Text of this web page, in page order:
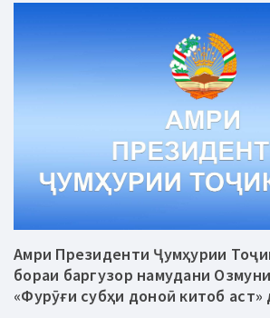
Амри Президенти Ҷумҳурии
бораи баргузор намудани
«Фурӯғи субҳи доноӣ китоб аст»